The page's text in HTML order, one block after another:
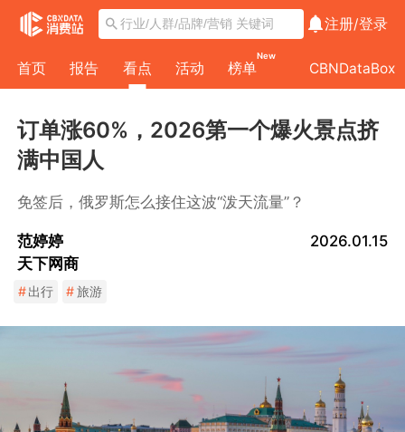
注册/登录
首页 报告 看点 活动 榜单
New
CBNDataBox
订单涨60%，2026第一个爆火景点挤
满中国人
免签后，俄罗斯怎么接住这波“泼天流量”？
范婷婷
天下网商
2026.01.15
#出行 #旅游